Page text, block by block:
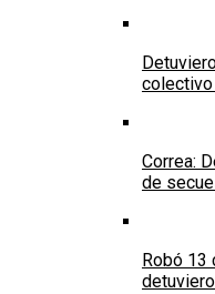
colectivo
Correa:
de
Robó 13